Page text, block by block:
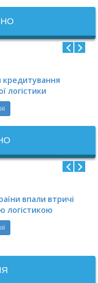
кредитування
логістики
впали втричі
логістикою